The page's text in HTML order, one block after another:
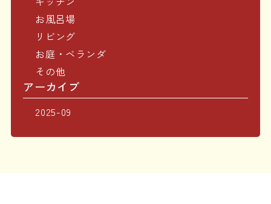
お風呂場
リビング
お庭・ベランダ
その他
アーカイブ
2025-09